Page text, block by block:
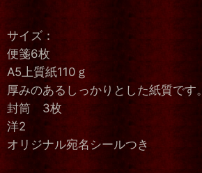
サイズ：
便箋6枚
A5上質紙110ｇ
厚みのあるしっかりとした紙質です。
封筒 3枚
洋2
オリジナル宛名シールつき